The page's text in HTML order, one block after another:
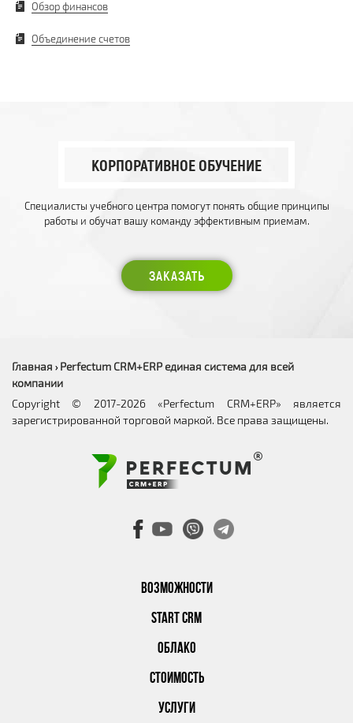
Обзор финансов
Объединение счетов
КОРПОРАТИВНОЕ ОБУЧЕНИЕ
Специалисты учебного центра помогут понять общие принципы
работы и обучат вашу команду эффективным приемам.
ЗАКАЗАТЬ
ВОЗМОЖНОСТИ
START CRM
ОБЛАКО
СТОИМОСТЬ
УСЛУГИ
Главная › Perfectum CRM+ERP единая система для всей
компании
Copyright © 2017-2026 «Perfectum CRM+ERP» является
зарегистрированной торговой маркой. Все права защищены.